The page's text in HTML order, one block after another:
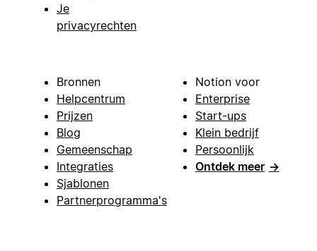
Je
privacyrechten
Bronnen
Helpcentrum
Prijzen
Blog
Gemeenschap
Integraties
Sjablonen
Partnerprogramma's
Notion voor
Enterprise
Start-ups
Klein bedrijf
Persoonlijk
Ontdek meer →